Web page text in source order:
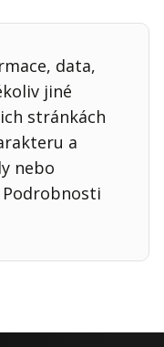
Hledat
data,
jiné
stránkách
a
nebo